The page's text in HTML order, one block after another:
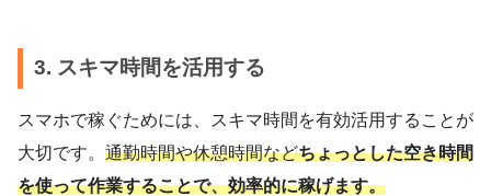
3. スキマ時間を活用する
スマホで稼ぐためには、スキマ時間を有効活用することが
大切です。 通勤時間や休憩時間などちょっとした空き時間
を使って作業することで、効率的に稼げます。